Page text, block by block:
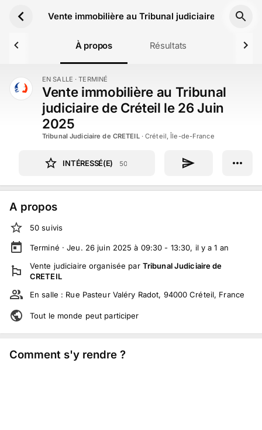
Vente immobilière au Tribunal judiciaire de
À propos Résultats
TERMINÉ EN SALLE · TERMINÉ
Vente immobilière au Tribunal
judiciaire de Créteil le 26 Juin
2025
Tribunal Judiciaire de CRETEIL·Créteil, Île-de-France
INTÉRESSÉ(E) 50
A propos
50 suivis
Terminé ·Jeu. 26 juin 2025 à 09:30 - 13:30, il y a1 an
Vente judiciaire organisée par Tribunal Judiciaire de
CRETEIL
En salle : Rue Pasteur Valéry Radot, 94000 Créteil, France
Tout le monde peut participer
Comment s'y rendre ?